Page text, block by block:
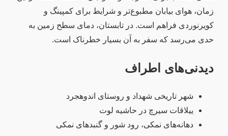
زمان، هوای بیابان مطبوع‌تر و شرایط برای کمپینگ و
کویرنوردی فراهم است. در تابستان، دمای سطح زمین به
حدی می‌رسد که سفر به آن بسیار خطرناک است.
دیدنی‌های اطراف
شهر تاریخی شهداد و روستای اندوهجرد
ییلاقات سیرچ در حاشیه لوت
دهانه‌های نمکی، رود شور و گنبدهای نمکی